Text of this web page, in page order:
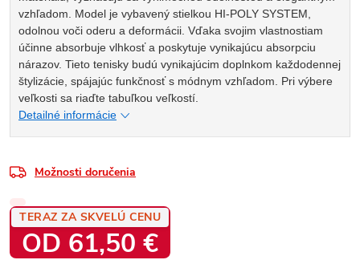
vzhľadom. Model je vybavený stielkou HI-POLY SYSTEM,
odolnou voči oderu a deformácii. Vďaka svojim vlastnostiam
účinne absorbuje vlhkosť a poskytuje vynikajúcu absorpciu
nárazov. Tieto tenisky budú vynikajúcim doplnkom každodennej
štylizácie, spájajúc funkčnosť s módnym vzhľadom. Pri výbere
veľkosti sa riaďte tabuľkou veľkostí.
Detailné informácie
Možnosti doručenia
TERAZ ZA SKVELÚ CENU
OD 61,50 €